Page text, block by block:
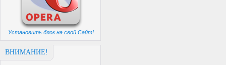
Установить блок на свой Сайт!
ВНИМАНИЕ!